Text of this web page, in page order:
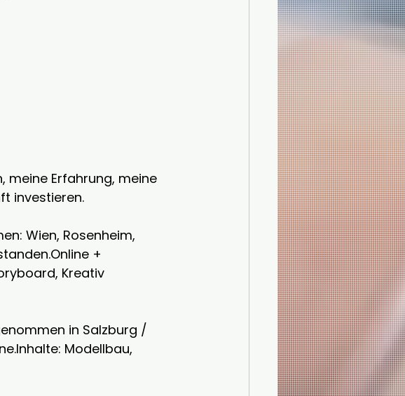
meine Erfahrung, meine
investieren.
Wien, Rosenheim,
+
Kreativ
in Salzburg /
Modellbau,